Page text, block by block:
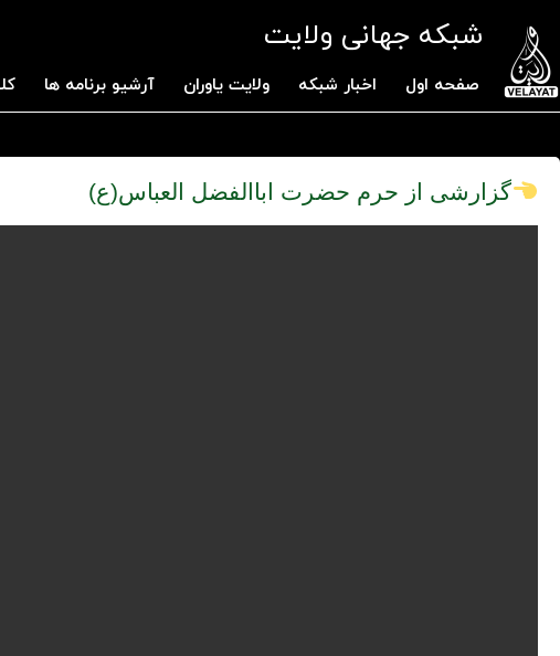
شبکه جهانی ولایت
صفحه اول اخبار شبکه ولایت یاوران آرشیو برنامه ها
گزارشی از حرم حضرت اباالفضل العباس(ع)